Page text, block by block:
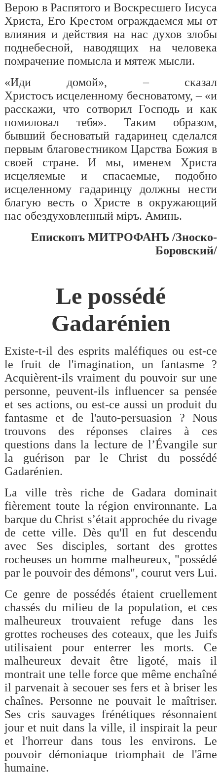
Верою в Распятого и Воскресшего Iисуса
Христа, Его Крестом ограждаемся мы от
влияния и действия на нас духов злобы
поднебесной, наводящих на человека
помрачение помысла и мятеж мысли.
«Иди домой», – сказал
Христосъ исцеленному бесноватому, – «и
расскажи, что сотворил Господь и как
помиловал тебя». Таким образом,
бывший бесноватый гадаринец сделался
первым благовестником Царства Божия в
своей стране. И мы, именем Христа
исцеляемые и спасаемые, подобно
исцеленному гадаринцу должны нести
благую весть о Христе в окружающий
нас обездуховленный мiръ. Аминь.
Епископъ МИТРОФАНЪ /Зноско-
Боровский/
Le possédé
Gadarénien
Existe-t-il des esprits maléfiques ou est-ce
le fruit de l'imagination, un fantasme ?
Acquièrent-ils vraiment du pouvoir sur une
personne, peuvent-ils influencer sa pensée
et ses actions, ou est-ce aussi un produit du
fantasme et de l'auto-persuasion ? Nous
trouvons des réponses claires à ces
questions dans la lecture de l’Évangile sur
la guérison par le Christ du possédé
Gadarénien.
La ville très riche de Gadara dominait
fièrement toute la région environnante. La
barque du Christ s’était approchée du rivage
de cette ville. Dès qu'Il en fut descendu
avec Ses disciples, sortant des grottes
rocheuses un homme malheureux, "possédé
par le pouvoir des démons", courut vers Lui.
Ce genre de possédés étaient cruellement
chassés du milieu de la population, et ces
malheureux trouvaient refuge dans les
grottes rocheuses des coteaux, que les Juifs
utilisaient pour enterrer les morts. Ce
malheureux devait être ligoté, mais il
montrait une telle force que même enchaîné
il parvenait à secouer ses fers et à briser les
chaînes. Personne ne pouvait le maîtriser.
Ses cris sauvages frénétiques résonnaient
jour et nuit dans la ville, il inspirait la peur
et l'horreur dans tous les environs. Le
pouvoir démoniaque triomphait de l'âme
humaine.